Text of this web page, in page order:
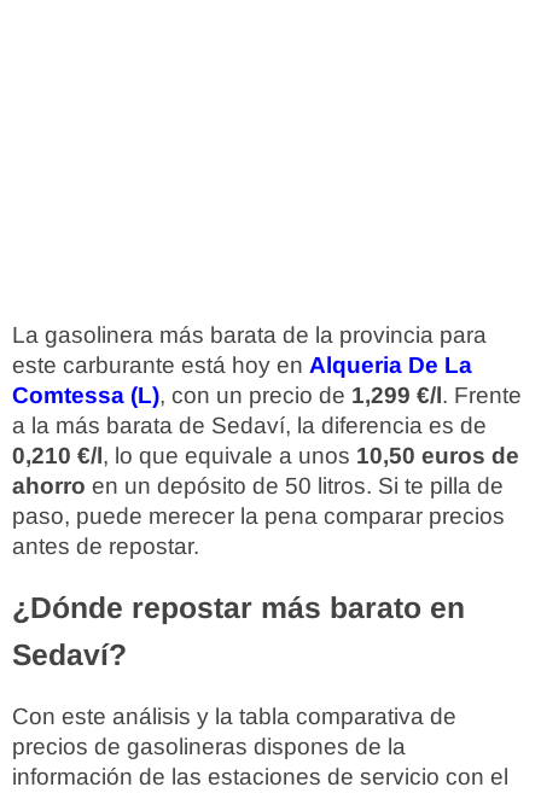
La gasolinera más barata de la provincia para
este carburante está hoy en Alqueria De La
Comtessa (L), con un precio de 1,299 €/l. Frente
a la más barata de Sedaví, la diferencia es de
0,210 €/l, lo que equivale a unos 10,50 euros de
ahorro en un depósito de 50 litros. Si te pilla de
paso, puede merecer la pena comparar precios
antes de repostar.
¿Dónde repostar más barato en
Sedaví?
Con este análisis y la tabla comparativa de
precios de gasolineras dispones de la
información de las estaciones de servicio con el